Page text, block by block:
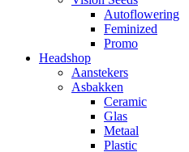
Autoflowering
Feminized
Promo
Headshop
Aanstekers
Asbakken
Ceramic
Glas
Metaal
Plastic